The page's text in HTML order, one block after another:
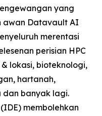
yang
awan Datavault AI
merentasi
perisian HPC
lokasi, bioteknologi,
hartanah,
dan banyak lagi.
membolehkan